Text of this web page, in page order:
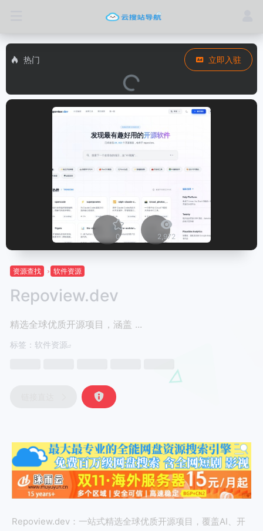
热门 立即入驻
0 2,972
资源查找 软件资源
Repoview.dev
精选全球优质开源项目，涵盖 ...
标签： 软件资源
Repoview.dev：一站式精选全球优质开源项目，覆盖AI、开